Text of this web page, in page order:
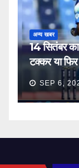
अन्य खबर
14 सितंबर का
टक्कर या
SEP 6,